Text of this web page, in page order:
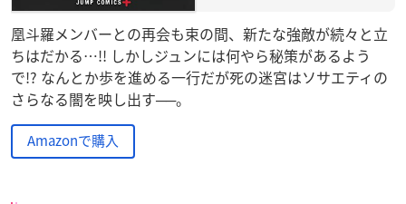
凰斗羅メンバーとの再会も束の間、新たな強敵が続々と立
ちはだかる…!! しかしジュンには何やら秘策があるよう
で!? なんとか歩を進める一行だが死の迷宮はソサエティの
さらなる闇を映し出す──。
Amazonで購入